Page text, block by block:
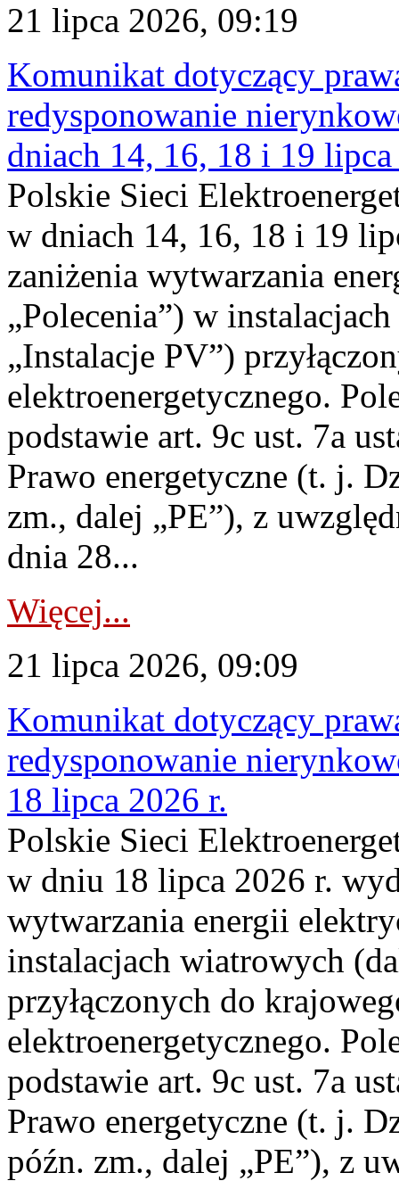
21 lipca 2026, 09:19
Komunikat dotyczący
redysponowanie
dniach 14, 16, 18 i 19
Polskie Sieci
w dniach 14, 16, 18 i 19
zaniżenia wytwarzania
„Polecenia”) w
„Instalacje PV”)
elektroenergetycznego.
podstawie art. 9c ust. 7a
Prawo energetyczne (t. j.
zm., dalej „PE”), z
dnia 28...
Więcej...
21 lipca 2026, 09:09
Komunikat dotyczący
redysponowanie
18 lipca 2026 r.
Polskie Sieci
w dniu 18 lipca 2026 r.
wytwarzania energii
instalacjach wiatrowych
przyłączonych do
elektroenergetycznego.
podstawie art. 9c ust. 7a
Prawo energetyczne (t. j.
późn. zm., dalej „PE”), z